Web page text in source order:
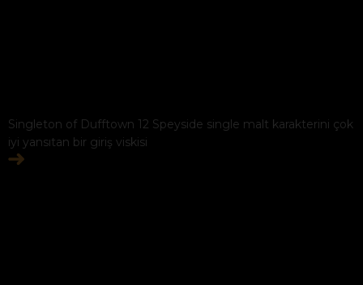
Singleton of Dufftown 12 Speyside single malt karakterini çok
iyi yansıtan bir giriş viskisi